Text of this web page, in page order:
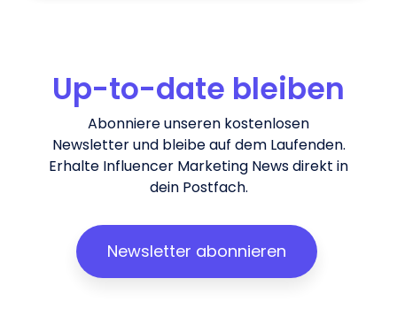
Up-to-date bleiben
Abonniere unseren kostenlosen
Newsletter und bleibe auf dem Laufenden.
Erhalte Influencer Marketing News direkt in
dein Postfach.
Newsletter abonnieren